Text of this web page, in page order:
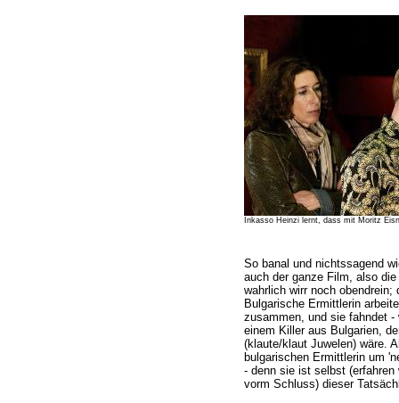
Inkasso Heinzi lernt, dass mit Moritz
So banal und nichtssagend
auch der ganze Film, also
wahrlich wirr noch
Bulgarische Ermittlerin
zusammen, und sie fahndet
einem Killer aus Bulgarien,
(klaute/klaut Juwelen) wäre.
bulgarischen Ermittlerin um
- denn sie ist selbst
vorm Schluss) dieser